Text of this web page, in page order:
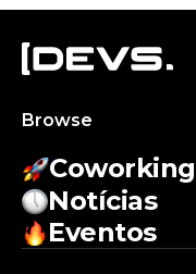
Browse
Notícias
Eventos